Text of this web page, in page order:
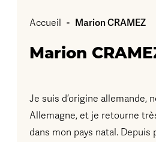
Accueil - Marion CRAMEZ
Marion
Je suis d’origine allemande,
Allemagne, et je retourne
dans mon pays natal. Depuis